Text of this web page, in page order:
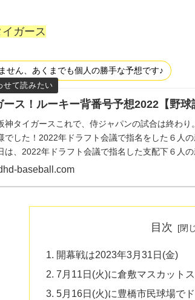
ガース
せん、あくまでも個人の勝手な予想です♪
ース！ルーキー背番号予想2022【野球
神タイガースこれで、侍ジャパンの試合は終わり
でした！2022年ドラフト会議で指名をした６人
は、2022年ドラフト会議で指名した支配下６人の
と思いま...
baseball.com
目次
開幕戦は2023年3月31日(金)
7月11日(火)に倉敷マスカット
5月16日(火)に豊橋市民球場で